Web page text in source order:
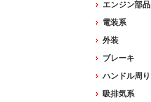
エンジン部品
電装系
外装
ブレーキ
ハンドル周り
吸排気系